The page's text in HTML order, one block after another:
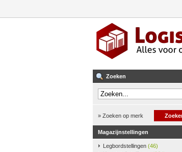
Zoeken
» Zoeken op merk
Magazijnstellingen
Legbordstellingen (46)